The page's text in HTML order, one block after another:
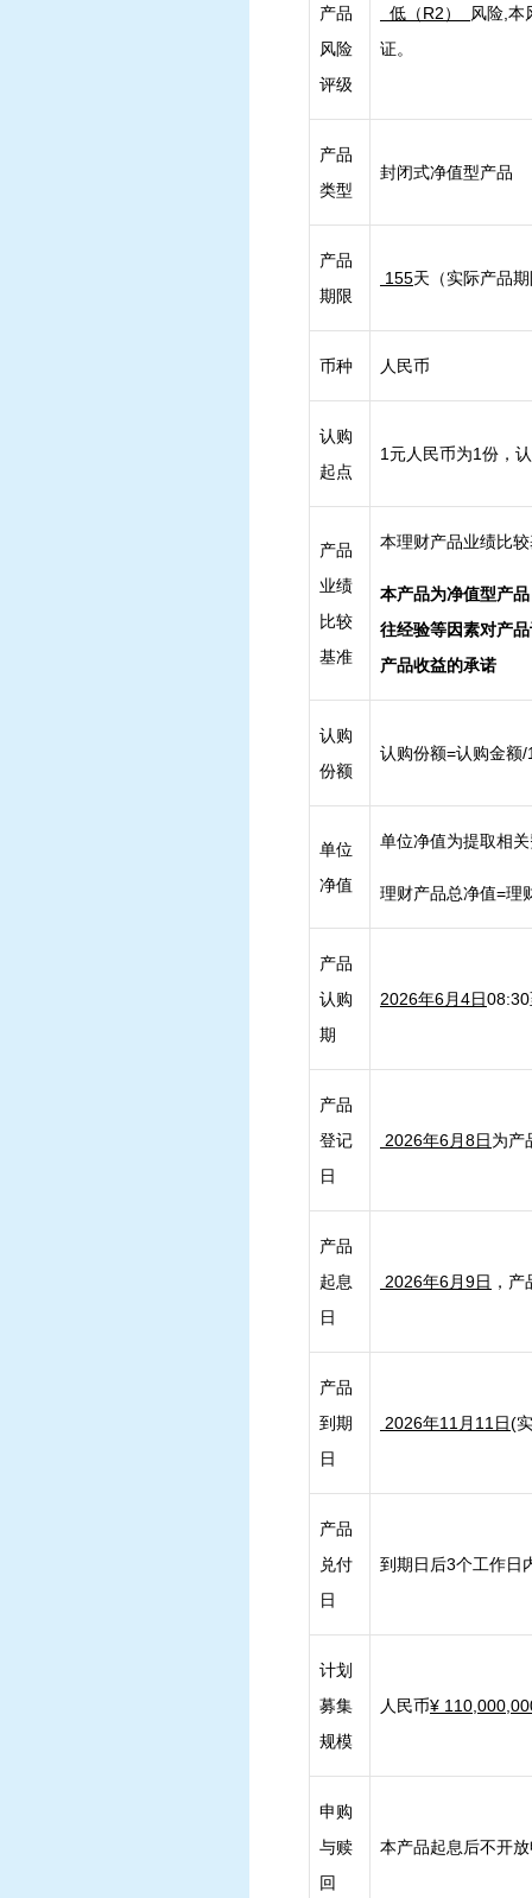
产品
风险
评级
低（R2）
风险,本
证。
产品
类型
封闭式净值型产品
产品
期限
155天（实际产品
币种 人民币
认购
起点
1元人民币为1份，
产品
业绩
比较
基准
本理财产品业绩比
本产品为净值型产
往经验等因素对产
产品收益的承诺
认购
份额
认购份额=认购金额
单位
净值
单位净值为提取相
理财产品总净值=理
产品
认购
期
2026年6月4日
产品
登记
日
2026年6月8日为产
产品
起息
日
2026年6月9日 ，
产品
到期
日
2026年11月11日(
产品
兑付
日
到期日后3个工作日
计划
募集
规模
人民币¥ 110,
申购
与赎
回
本产品起息后不开